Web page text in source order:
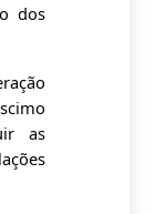
dos
as